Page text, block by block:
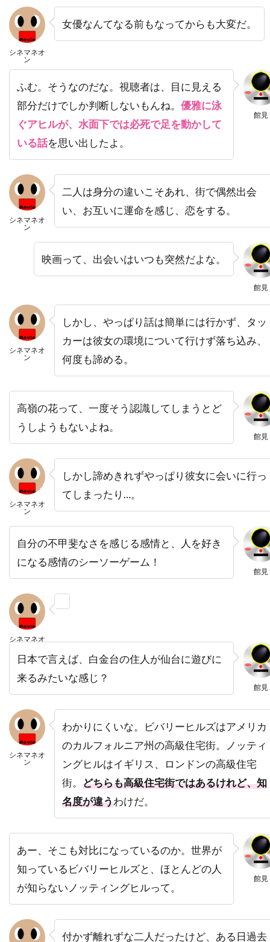
ハリー・ケラミダス
ハリー・コニック・Jr
ハリー・シーガル
ハリー・フット
ハル・ホルブルック
ハル・ヤマノウチ
ハロルド・フォルターメイヤー
ハワード・W・コッチJr.
ハワード・W・コッチ・Jr
ハンス・ジマー
ハンス・ブロックマン
ハンス・ライザー
ハンター・M・ヴィア
ハンドメイド・フィルムス
ハーシェル・ワイングロッド
ハーレイ・ジョエル・オスメント
ハーヴィ・ローゼンストック
ハーヴェイ・カイテル
ハーヴ・シュナイド
バズマーク・プロダクションズ
バズ・ラーマン
バック・ヘンリー
バヤ・ベラル
バリー・M・オズボーン
バリー・ケンプ
バリー・タブ
バリー・ネルソン
バルトーク・ベーラ
バート・ランカスター
バーナード・ハーマン
バーニー・クラーク
バーバラ・ギャリック
バーバラ・デフィーナ
バーバラ・ハーシー
バーリン・ブリスタイン
パコ・フェメニア
パコ・プラサ
パシフィックウェスタン
パシフィック・データ・イメージズ
パシフィック・データー・イメージズ
パット・ウェルシュ
パット・ロマーノ
パテ
パディ・コンシダイン
パトリシア・クラークソン
パトリシア・ヒッチコック
パトリシア・ヒーリー
パトリシア・ベルチャー
パトリック・アンデション
シネマネオ
ン
女優なんてなる前もなってからも大変だ。
館見
ふむ。そうなのだな。視聴者は、目に見える
部分だけでしか判断しないもんね。 優雅に泳
ぐアヒルが、水面下では必死で足を動かして
いる話を思い出したよ。
シネマネオ
ン
二人は身分の違いこそあれ、街で偶然出会
い、お互いに運命を感じ、恋をする。
館見
映画って、出会いはいつも突然だよな。
シネマネオ
ン
しかし、やっぱり話は簡単には行かず、タッ
カーは彼女の環境について行けず落ち込み、
何度も諦める。
館見
高嶺の花って、一度そう認識してしまうとど
うしようもないよね。
シネマネオ
ン
しかし諦めきれずやっぱり彼女に会いに行っ
てしまったり…。
館見
自分の不甲斐なさを感じる感情と、人を好き
になる感情のシーソーゲーム！
シネマネオ
館見
日本で言えば、白金台の住人が仙台に遊びに
来るみたいな感じ？
シネマネオ
ン
わかりにくいな。ビバリーヒルズはアメリカ
のカルフォルニア州の高級住宅街。ノッティ
ングヒルはイギリス、ロンドンの高級住宅
街。 どちらも高級住宅街ではあるけれど、知
名度が違うわけだ。
館見
あー、そこも対比になっているのか。世界が
知っているビバリーヒルズと、ほとんどの人
が知らないノッティングヒルって。
付かず離れずな二人だったけど、ある日過去